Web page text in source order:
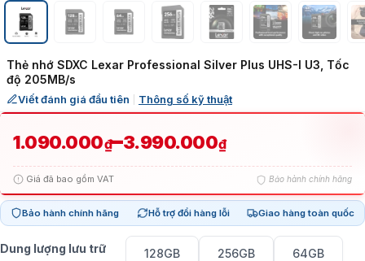
Thẻ nhớ SDXC Lexar Professional Silver Plus UHS-I U3, Tốc
độ 205MB/s
Viết đánh giá đầu tiên Thông số kỹ thuật
1.090.000₫–3.990.000₫
Khoảng
giá:
từ
1.090.000₫
Giá đã bao gồm VAT Bảo hành chính hãng
Bảo hành chính hãng Hỗ trợ đổi hàng lỗi Giao hàng toàn quốc
Dung lượng lưu trữ 128GB 256GB 64GB